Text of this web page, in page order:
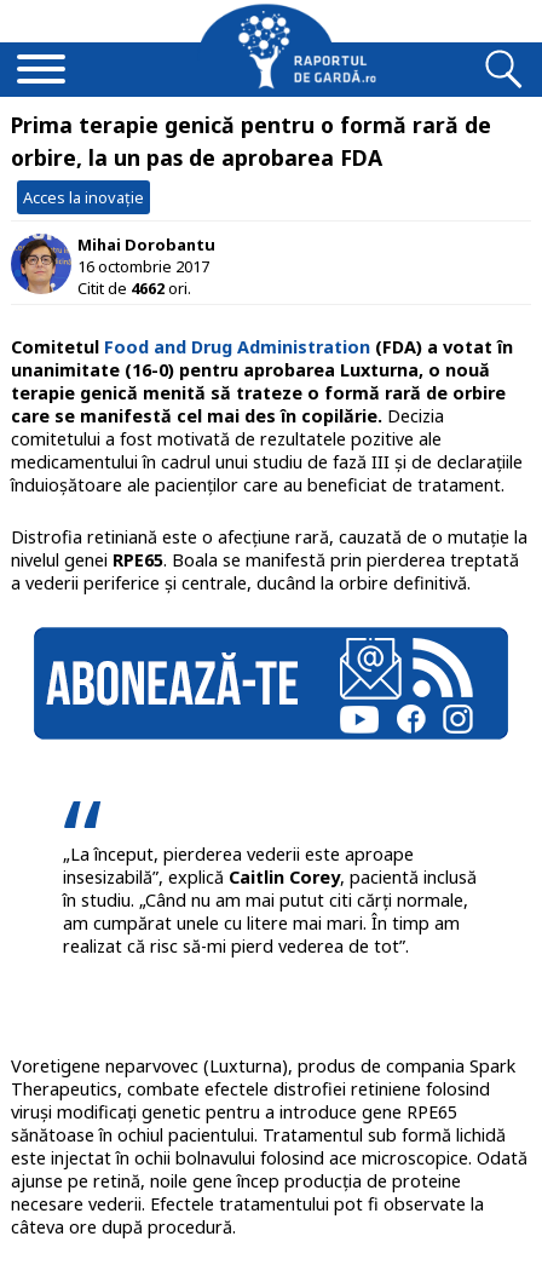
Prima terapie genică pentru o formă rară de
orbire, la un pas de aprobarea FDA
Acces la inovație
Mihai Dorobantu
16 octombrie 2017
Citit de 4662ori.
Comitetul Food and Drug Administration(FDA) a votat în
unanimitate (16-0) pentru aprobarea Luxturna, o nouă
terapie genică menită să trateze o formă rară de orbire
care se manifestă cel mai des în copilărie.Decizia
comitetului a fost motivată de rezultatele pozitive ale
medicamentului în cadrul unui studiu de fază III și de declarațiile
înduioșătoare ale pacienților care au beneficiat de tratament.
Distrofia retiniană este o afecțiune rară, cauzată de o mutație la
nivelul genei RPE65. Boala se manifestă prin pierderea treptată
a vederii periferice și centrale, ducând la orbire definitivă.
„La început, pierderea vederii este aproape
insesizabilă”, explică Caitlin Corey, pacientă inclusă
în studiu. „Când nu am mai putut citi cărți normale,
am cumpărat unele cu litere mai mari. În timp am
realizat că risc să-mi pierd vederea de tot”.
Voretigene neparvovec (Luxturna), produs de compania Spark
Therapeutics, combate efectele distrofiei retiniene folosind
viruși modificați genetic pentru a introduce gene RPE65
sănătoase în ochiul pacientului. Tratamentul sub formă lichidă
este injectat în ochii bolnavului folosind ace microscopice. Odată
ajunse pe retină, noile gene încep producția de proteine
necesare vederii. Efectele tratamentului pot fi observate la
câteva ore după procedură.